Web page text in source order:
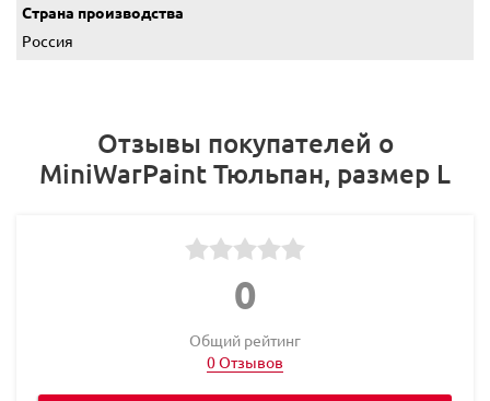
Страна производства
Россия
Отзывы покупателей о
MiniWarPaint Тюльпан, размер L
0
Общий рейтинг
0 Отзывов